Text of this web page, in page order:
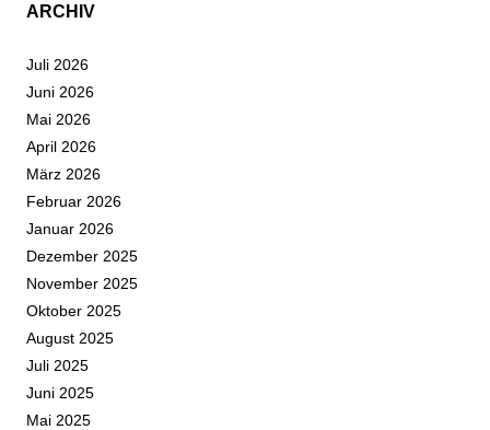
ARCHIV
Juli 2026
Juni 2026
Mai 2026
April 2026
März 2026
Februar 2026
Januar 2026
Dezember 2025
November 2025
Oktober 2025
August 2025
Juli 2025
Juni 2025
Mai 2025